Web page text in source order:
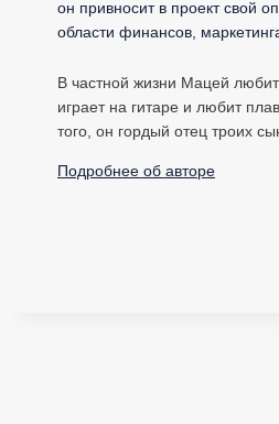
он привносит в проект свой
области финансов,
В частной жизни Мацей
играет на гитаре и любит
того, он гордый отец троих
Подробнее об авторе